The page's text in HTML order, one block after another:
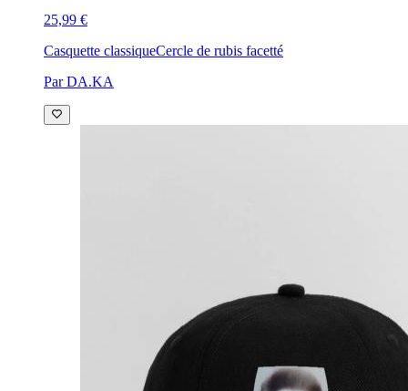
25,99 €
Casquette classiqueCercle de rubis facetté
Par DA.KA